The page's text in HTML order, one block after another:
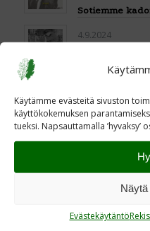
Käytämme evästeitä sivuston
käyttökokemuksen
tueksi. Napsauttamalla ’hyvaksy’
Evästekäytäntö
Sotiemme
4.9.2024
Aselepo 4.9.1944
Sivujamme
29.8.2024
Sodasta ja